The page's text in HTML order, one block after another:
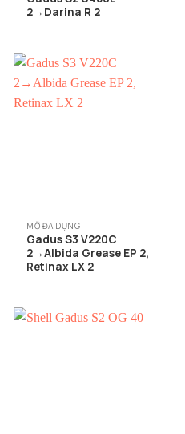
2→Darina R 2
MỠ ĐA DỤNG
Gadus S3 V220C
2→Albida Grease EP 2,
Retinax LX 2